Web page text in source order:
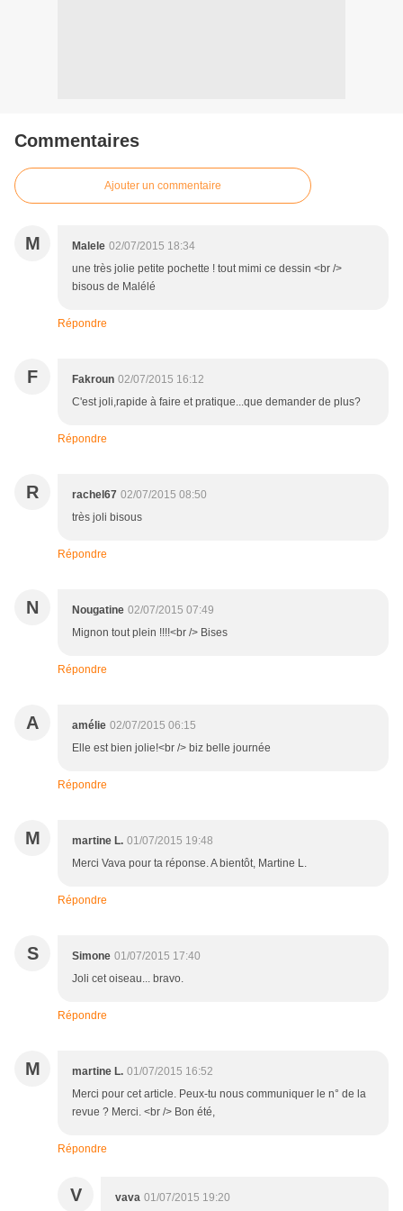
Commentaires
Ajouter un commentaire
M Malele 02/07/2015 18:34
une très jolie petite pochette ! tout mimi ce dessin <br />
bisous de Malélé
Répondre
F Fakroun 02/07/2015 16:12
C'est joli,rapide à faire et pratique...que demander de plus?
Répondre
R rachel67 02/07/2015 08:50
très joli bisous
Répondre
N Nougatine 02/07/2015 07:49
Mignon tout plein !!!!<br /> Bises
Répondre
A amélie 02/07/2015 06:15
Elle est bien jolie!<br /> biz belle journée
Répondre
M martine L. 01/07/2015 19:48
Merci Vava pour ta réponse. A bientôt, Martine L.
Répondre
S Simone 01/07/2015 17:40
Joli cet oiseau... bravo.
Répondre
M martine L. 01/07/2015 16:52
Merci pour cet article. Peux-tu nous communiquer le n° de la
revue ? Merci. <br /> Bon été,
Répondre
V vava 01/07/2015 19:20